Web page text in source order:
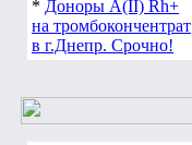
* Доноры А(ІІ) Rh+
на тромбокончентрат
в г.Днепр. Срочно!